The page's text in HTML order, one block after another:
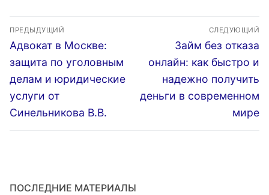
Навигация
по
записям
ПРЕДЫДУЩИЙ
Предыдущая
запись:
Адвокат в Москве:
защита по уголовным
делам и юридические
услуги от
Синельникова В.В.
СЛЕДУЮЩИЙ
Следующая
запись:
Займ без отказа
онлайн: как быстро и
надежно получить
деньги в современном
мире
ПОСЛЕДНИЕ МАТЕРИАЛЫ